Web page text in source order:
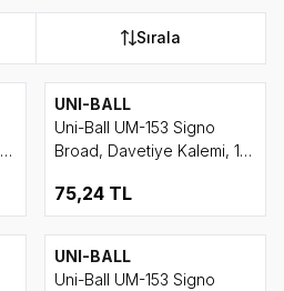
Sırala
UNI-BALL
Uni-Ball UM-153 Signo
Broad, Davetiye Kalemi, 1
75,24 TL
UNI-BALL
Uni-Ball UM-153 Signo